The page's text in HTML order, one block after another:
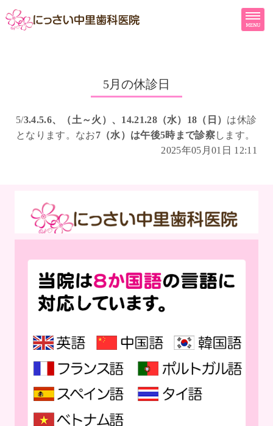
にっさい中里
クリニック紹介
5月の休診日
5/3.4.5.6、（土～火）、14.21.28（水）18（日） は休診
となります。なお7（水）は午後5時まで診察します。
2025年05月01日 12:11